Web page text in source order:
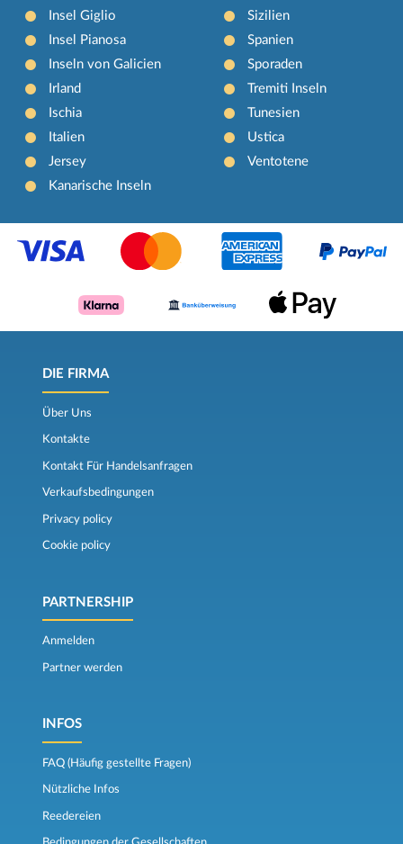
Insel Giglio
Insel Pianosa
Inseln von Galicien
Irland
Ischia
Italien
Jersey
Kanarische Inseln
Sizilien
Spanien
Sporaden
Tremiti Inseln
Tunesien
Ustica
Ventotene
DIE FIRMA
Über Uns
Kontakte
Kontakt Für Handelsanfragen
Verkaufsbedingungen
Privacy policy
Cookie policy
PARTNERSHIP
Anmelden
Partner werden
INFOS
FAQ (Häufig gestellte Fragen)
Nützliche Infos
Reedereien